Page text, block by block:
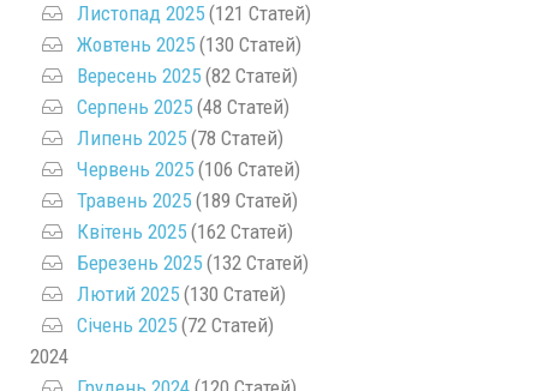
Листопад 2025 (121 Статей)
Жовтень 2025 (130 Статей)
Вересень 2025 (82 Статей)
Серпень 2025 (48 Статей)
Липень 2025 (78 Статей)
Червень 2025 (106 Статей)
Травень 2025 (189 Статей)
Квітень 2025 (162 Статей)
Березень 2025 (132 Статей)
Лютий 2025 (130 Статей)
Січень 2025 (72 Статей)
2024